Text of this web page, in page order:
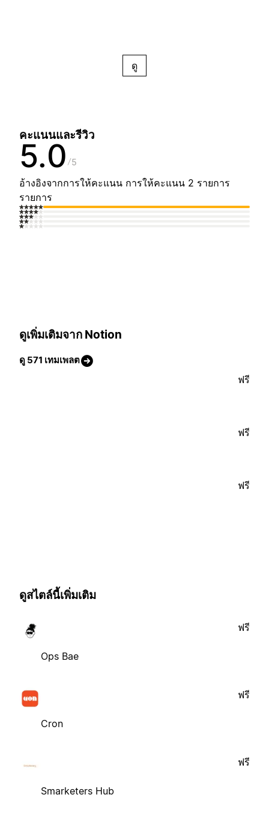
ดู
คะแนนและรีวิว
5.0 5
อ้างอิงจากการให้คะแนน การให้คะแนน 2 รายการ
รายการ
ดูเพิ่มเติมจาก Notion
ดู 571 เทมเพลต
ฟรี
ฟรี
ฟรี
ดูสไตล์นี้เพิ่มเติม
Ops Bae
ฟรี
Cron
ฟรี
Smarketers Hub
ฟรี